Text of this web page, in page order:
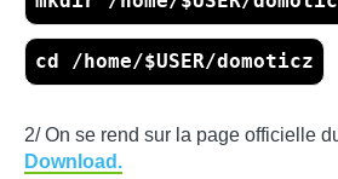
cd /home/$USER/domoticz
2/ On se rend sur la page officielle
Download.